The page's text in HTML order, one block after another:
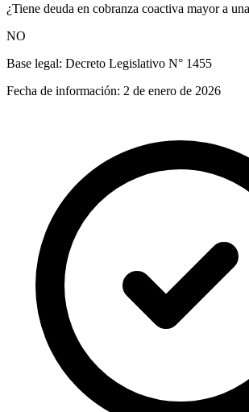
¿Tiene deuda en cobranza coactiva mayor a
NO
Base legal: Decreto Legislativo N° 1455
Fecha de información: 2 de enero de 2026